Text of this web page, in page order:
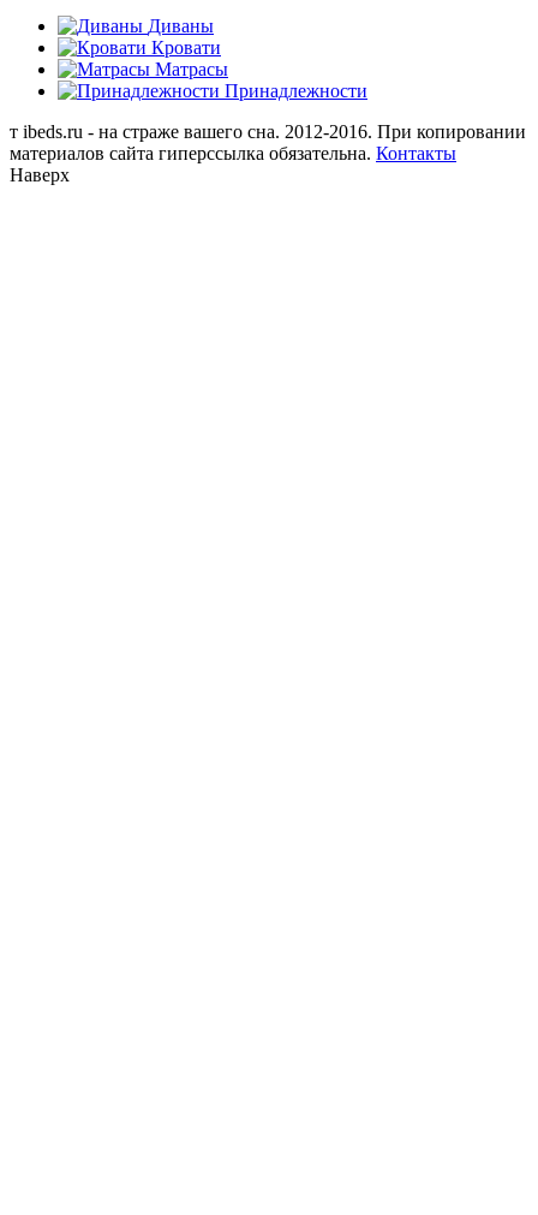
Диваны
Кровати
Матрасы
Принадлежности
т ibeds.ru - на страже вашего сна. 2012-2016. При копировании
материалов сайта гиперссылка обязательна. Контакты
Наверх